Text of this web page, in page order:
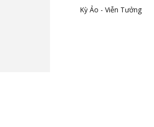
Kỳ Ảo - Viễn Tưởng